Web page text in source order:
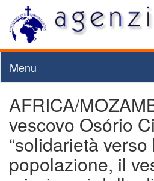
Menu
AFRICA/
vescovo Osório
“solidarietà verso
popolazione, il